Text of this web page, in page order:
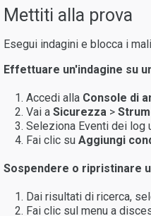
Mettiti alla prova
Esegui indagini e blocca i
Effettuare un'indagine su
Accedi alla Console di
Vai a Sicurezza >
Seleziona Eventi dei log
Fai clic su Aggiungi
Sospendere o ripristinare
Dai risultati di ricerca,
Fai clic sul menu a